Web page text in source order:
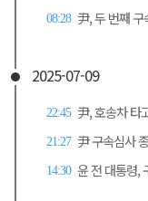
08:28 尹, 두 번째
2025-07-09
22:45 尹, 호송차 타
21:27 尹 구속심사
14:30 윤 전 대통령,